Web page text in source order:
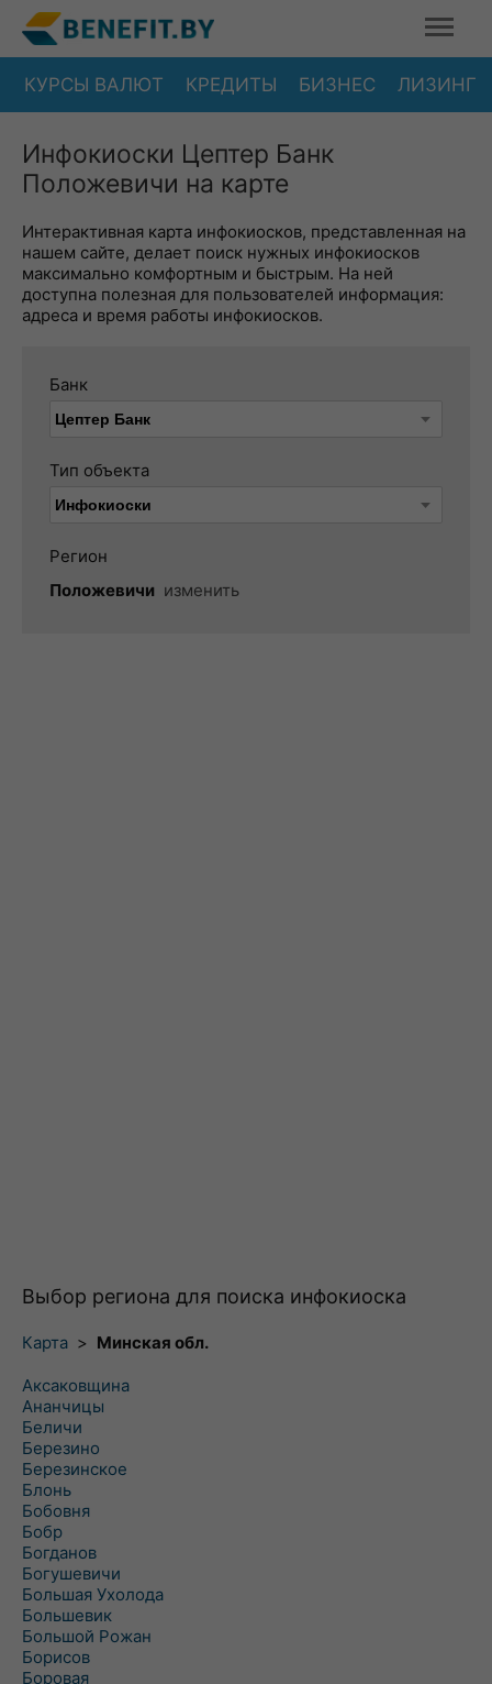
КУРСЫ ВАЛЮТ КРЕДИТЫ БИЗНЕС ЛИЗИНГ
Инфокиоски Цептер Банк
Положевичи на карте
Интерактивная карта инфокиосков, представленная на
нашем сайте, делает поиск нужных инфокиосков
максимально комфортным и быстрым. На ней
доступна полезная для пользователей информация:
адреса и время работы инфокиосков.
Банк
Тип объекта
Регион
Положевичи изменить
Выбор региона для поиска инфокиоска
Карта > Минская обл.
Аксаковщина
Ананчицы
Беличи
Березино
Березинское
Блонь
Бобовня
Бобр
Богданов
Богушевичи
Большая Ухолода
Большевик
Большой Рожан
Борисов
Боровая